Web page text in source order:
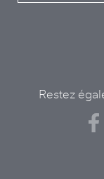
Restez